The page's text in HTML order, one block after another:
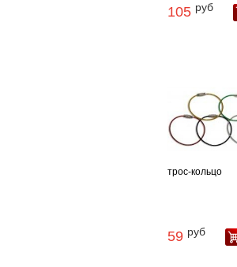
105 руб
трос-кольцо
59 руб